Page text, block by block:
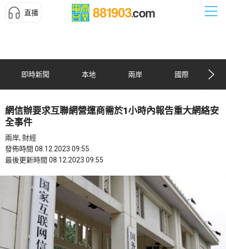
直播
即時新聞 本地 兩岸 國際
網信辦要求互聯網營運商需於1小時內報告重大網絡安
全事件
兩岸, 財經
發佈時間 08.12.2023 09:55
最後更新時間 08.12.2023 09:55